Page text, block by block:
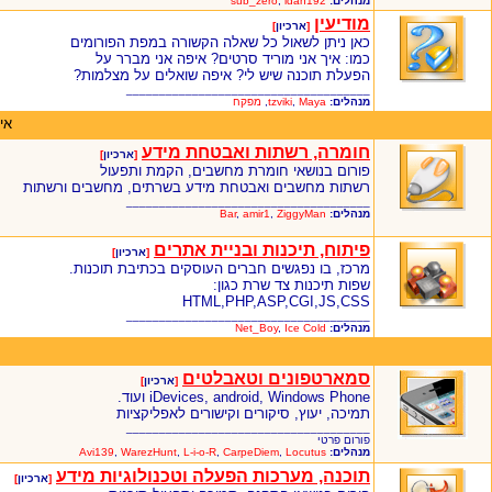
מודיעין [ארכיון]
כאן ניתן לשאול כל שאלה הקשורה במפת הפורומים
כמו: איך אני מוריד סרטים? איפה אני מברר על
הפעלת תוכנה שיש לי? איפה שואלים על מצלמות?
מנהלים:
tzviki Maya מפקח
חומרה, רשתות ואבטחת מידע [ארכיון]
פורום בנושאי חומרת מחשבים, הקמת ותפעול
רשתות מחשבים ואבטחת מידע בשרתים, מחשבים ורשתות
מנהלים:
Bar, amir1 ZiggyMan
פיתוח, תיכנות ובניית אתרים [ארכיון]
מרכז, בו נפגשים חברים העוסקים בכתיבת תוכנות.
שפות תיכנות צד שרת כגון:
HTML,PHP,ASP,CGI,JS,CSS
מנהלים:
Net_Boy, Ice Cold
סמארטפונים וטאבלטים [ארכיון]
iDevices, android, Windows Phone ועוד.
תמיכה, יעוץ, סיקורים וקישורים לאפליקציות
פורום פרטי
מנהלים:
Avi139 WarezHunt L-i-o-R CarpeDiem Locutus
תוכנה, מערכות הפעלה וטכנולוגיות מידע [ארכיון]